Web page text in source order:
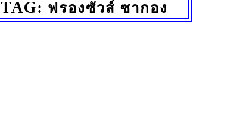
TAG: ฟรองซัวส์ ซากอง